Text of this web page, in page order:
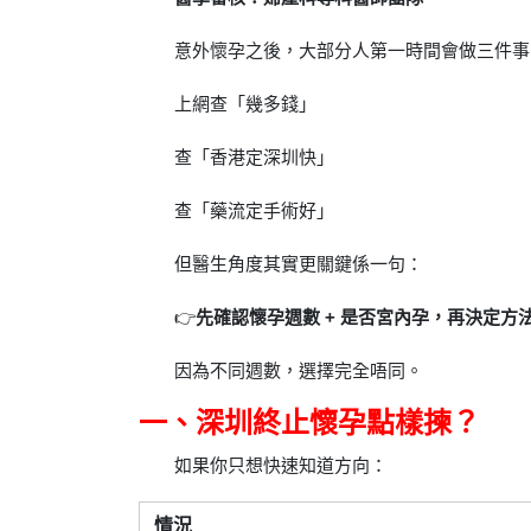
意外懷孕之後，大部分人第一時間會做三件事
上網查「幾多錢」
查「香港定深圳快」
查「藥流定手術好」
但醫生角度其實更關鍵係一句：
👉先確認懷孕週數 + 是否宮內孕，再決定方
因為不同週數，選擇完全唔同。
一、深圳終止懷孕點樣揀？
如果你只想快速知道方向：
情況